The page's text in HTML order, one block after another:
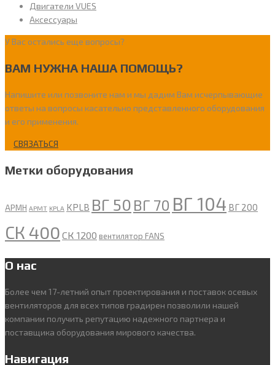
Двигатели VUES
Аксессуары
У Вас остались еще вопросы?
ВАМ НУЖНА НАША ПОМОЩЬ?
Напишите или позвоните нам и мы дадим Вам исчерпывающие
ответы на вопросы касательно представленного оборудования
и его применения.
СВЯЗАТЬСЯ
Метки оборудования
APMH APMT KPLA KPLB ВГ 50 ВГ 70 ВГ 104 ВГ 200
СК 400 СК 1200 вентилятор FANS
О нас
Более чем 17-летний опыт проектирования и поставок осевых
вентиляторов для всех типов градирен позволили нашей
компании получить репутацию надежного партнера и
поставщика оборудования мирового качества.
Навигация